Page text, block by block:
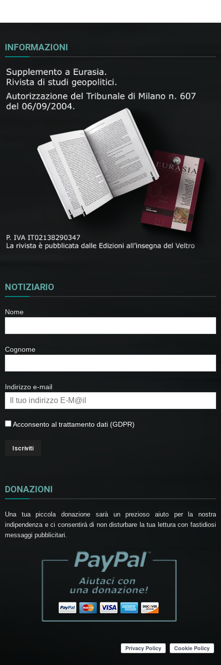
INFORMAZIONI
NOTIZIARIO
Nome
Cognome
Indirizzo e-mail
Acconsento al trattamento dati (GDPR)
DONAZIONI
Una tua piccola donazione sarà un prezioso aiuto per la nostra
indipendenza e ci consentirà di non disturbare la tua lettura con fastidiosi
messaggi pubblicitari.